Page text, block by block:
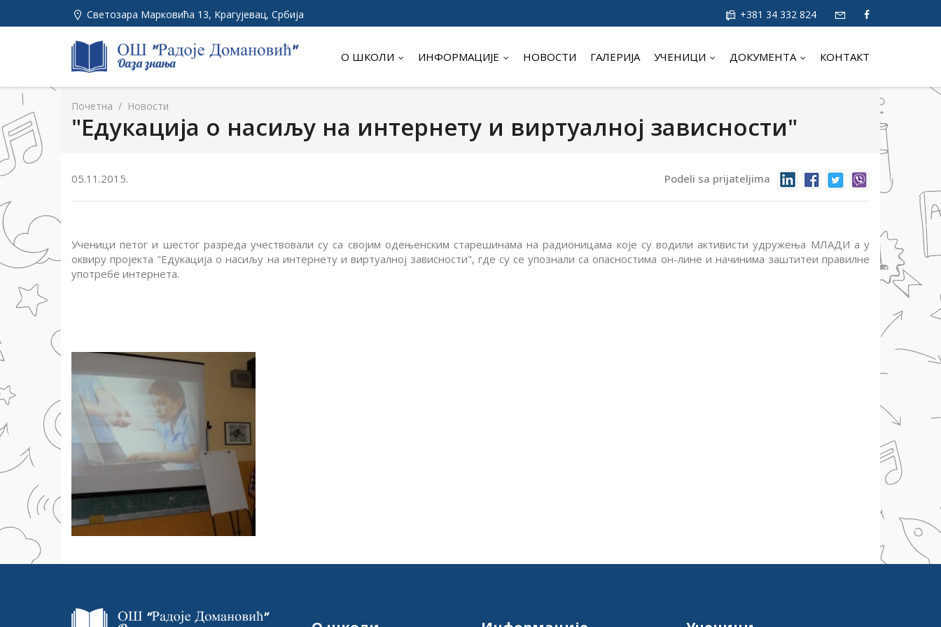
Светозара Марковића 13, Kрагујевац, Србија +381 34 332 824
О ШКОЛИ ИНФОРМАЦИЈЕ НОВОСТИ ГАЛЕРИЈА УЧЕНИЦИ ДОКУМЕНТА КОНТАКТ
Почетна / Новости
"Едукација о насиљу на интернету и виртуалној зависности"
05.11.2015. Podeli sa prijateljima
Ученици петог и шестог разреда учествовали су са својим одењенским старешинама на радионицама које су водили активисти удружења МЛАДИ а у
оквиру пројекта "Едукација о насиљу на интернету и виртуалној зависности", где су се упознали са опасностима он-лине и начинима заштитеи правилне
употребе интернета.